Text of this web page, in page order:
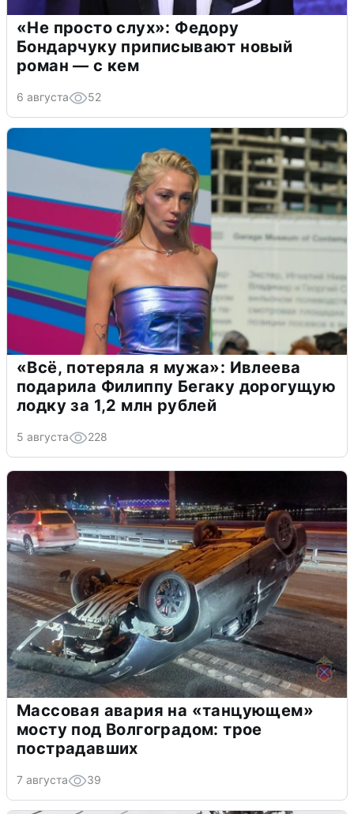
«Не просто слух»: Федору
Бондарчуку приписывают новый
роман — с кем
6 августа 52
«Всё, потеряла я мужа»: Ивлеева
подарила Филиппу Бегаку дорогущую
лодку за 1,2 млн рублей
5 августа 228
Массовая авария на «танцующем»
мосту под Волгоградом: трое
пострадавших
7 августа 39